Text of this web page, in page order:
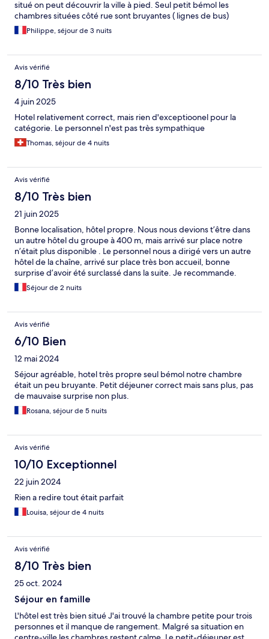
situé on peut découvrir la ville à pied. Seul petit bémol les
chambres situées côté rue sont bruyantes ( lignes de bus)
Philippe, séjour de 3 nuits
Avis vérifié
8/10 Très bien
4 juin 2025
Hotel relativement correct, mais rien d'exceptioonel pour la
catégorie. Le personnel n'est pas très sympathique
Thomas, séjour de 4 nuits
Avis vérifié
8/10 Très bien
21 juin 2025
Bonne localisation, hôtel propre. Nous nous devions t’être dans
un autre hôtel du groupe à 400 m, mais arrivé sur place notre
n’était plus disponible . Le personnel nous a dirigé vers un autre
hôtel de la chaîne, arrivé sur place très bon accueil, bonne
surprise d’avoir été surclassé dans la suite. Je recommande.
Séjour de 2 nuits
Avis vérifié
6/10 Bien
12 mai 2024
Séjour agréable, hotel très propre seul bémol notre chambre
était un peu bruyante. Petit déjeuner correct mais sans plus, pas
de mauvaise surprise non plus.
Rosana, séjour de 5 nuits
Avis vérifié
10/10 Exceptionnel
22 juin 2024
Rien a redire tout était parfait
Louisa, séjour de 4 nuits
Avis vérifié
8/10 Très bien
25 oct. 2024
Séjour en famille
L'hôtel est très bien situé J'ai trouvé la chambre petite pour trois
personnes et il manque de rangement. Malgré sa situation en